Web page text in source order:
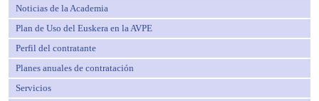
Noticias de la Academia
Plan de Uso del Euskera en la AVPE
Perfil del contratante
Planes anuales de contratación
Servicios